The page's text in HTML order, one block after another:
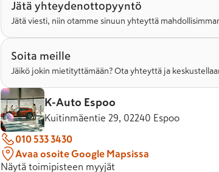
Jätä yhteydenottopyyntö
Jätä viesti, niin otamme sinuun yhteyttä
Soita meille
Jäikö jokin mietityttämään? Ota yhteyttä ja
K-Auto Espoo
Kuitinmäentie 29, 02240 Espoo
010 533 3430
Avaa osoite Google Mapsissa
Näytä toimipisteen myyjät